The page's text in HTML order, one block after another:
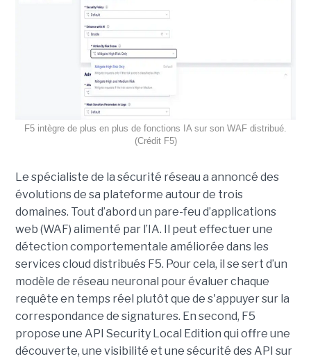
F5 intègre de plus en plus de fonctions IA sur son WAF distribué.
(Crédit F5)
Le spécialiste de la sécurité réseau a annoncé des
évolutions de sa plateforme autour de trois
domaines. Tout d’abord un pare-feu d’applications
web (WAF) alimenté par l’IA. Il peut effectuer une
détection comportementale améliorée dans les
services cloud distribués F5. Pour cela, il se sert d’un
modèle de réseau neuronal pour évaluer chaque
requête en temps réel plutôt que de s'appuyer sur la
correspondance de signatures. En second, F5
propose une API Security Local Edition qui offre une
découverte, une visibilité et une sécurité des API sur